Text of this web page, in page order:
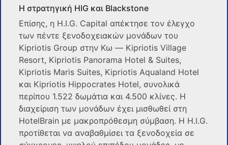
Η στρατηγική HIG και Blackstone
Επίσης, η H.I.G. Capital απέκτησε τον έλεγχο
των πέντε ξενοδοχειακών μονάδων του
Kipriotis Group στην Κω — Kipriotis Village
Resort, Kipriotis Panorama Hotel & Suites,
Kipriotis Maris Suites, Kipriotis Aqualand Hotel
και Kipriotis Hippocrates Hotel, συνολικά
περίπου 1.522 δωμάτια και 4.500 κλίνες. Η
διαχείριση των μονάδων έχει μισθωθεί στη
HotelBrain με μακροπρόθεσμη σύμβαση. Η H.I.G.
προτίθεται να αναβαθμίσει τα ξενοδοχεία σε